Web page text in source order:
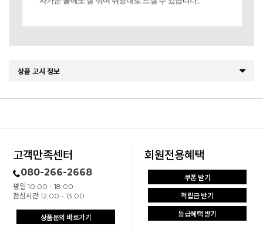
상품 고시 정보
고객만족센터
080-266-2668
평일 10:00 - 18:00
점심시간 12:00 - 13:00
상품문의 바로가기
회원전용혜택
쿠폰 받기
적립금 받기
등급혜택 받기